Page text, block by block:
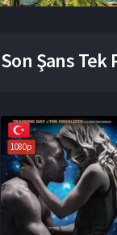
Son Şans Tek
1080p